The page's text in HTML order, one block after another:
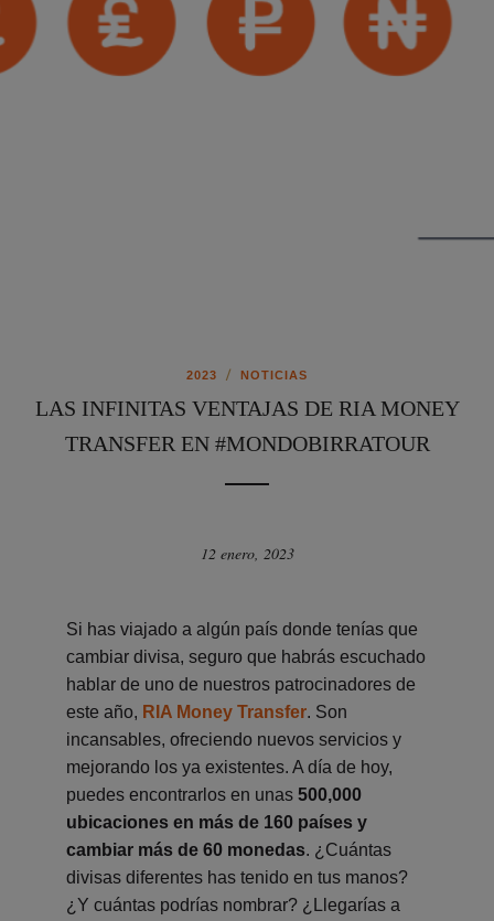
2023 / NOTICIAS
LAS INFINITAS VENTAJAS DE RIA MONEY
TRANSFER EN #MONDOBIRRATOUR
12 enero, 2023
Si has viajado a algún país donde tenías que
cambiar divisa, seguro que habrás escuchado
hablar de uno de nuestros patrocinadores de
este año, RIA Money Transfer. Son
incansables, ofreciendo nuevos servicios y
mejorando los ya existentes. A día de hoy,
puedes encontrarlos en unas 500,000
ubicaciones en más de 160 países y
cambiar más de 60 monedas. ¿Cuántas
divisas diferentes has tenido en tus manos?
¿Y cuántas podrías nombrar? ¿Llegarías a